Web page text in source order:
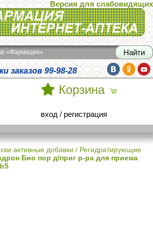
Версия для слабовидящих
«Фармация»
заказов 99-98-28
Корзина
вход / регистрация
активные добавки / Регидратирующие
Био пор д/приг р-ра для приема